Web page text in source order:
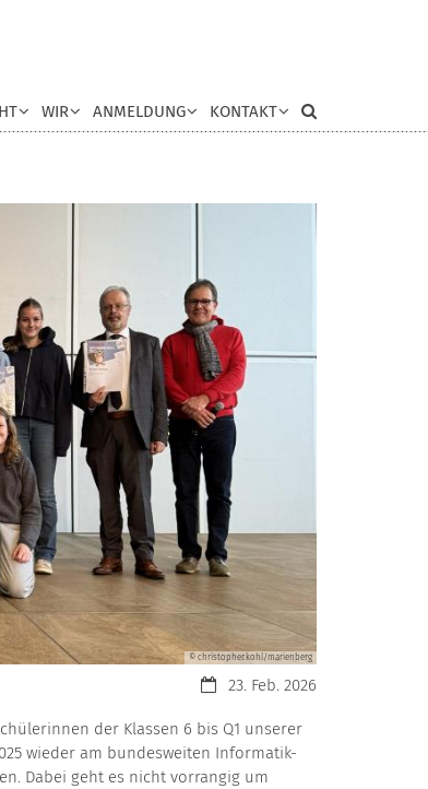
WIR ANMELDUNG KONTAKT
© christopher.kohl/marienberg
Datum:23. Feb. 2026
der Klassen 6 bis Q1 unserer
wieder am bundesweiten Informatik-
Dabei geht es nicht vorrangig um